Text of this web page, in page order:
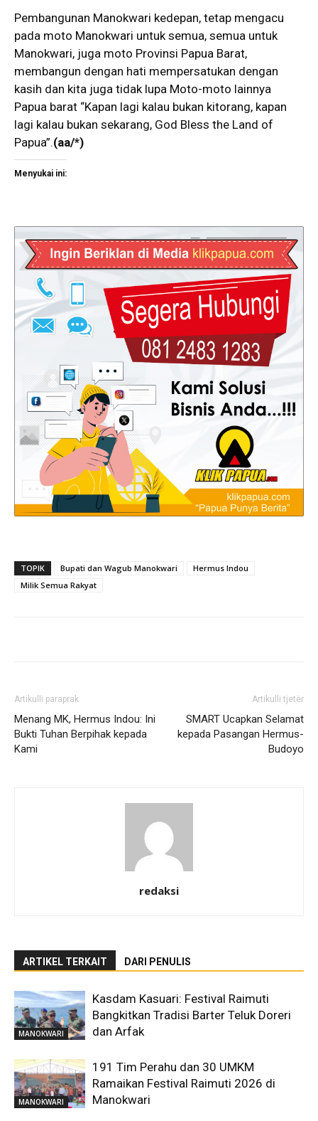
Pembangunan Manokwari kedepan, tetap mengacu
pada moto Manokwari untuk semua, semua untuk
Manokwari, juga moto Provinsi Papua Barat,
membangun dengan hati mempersatukan dengan
kasih dan kita juga tidak lupa Moto-moto lainnya
Papua barat “Kapan lagi kalau bukan kitorang, kapan
lagi kalau bukan sekarang, God Bless the Land of
Papua”.(aa/*)
Menyukai ini:
TOPIK Bupati dan Wagub Manokwari
Hermus Indou
Milik Semua Rakyat
Artikulli paraprak
Menang MK, Hermus Indou: Ini
Bukti Tuhan Berpihak kepada
Kami
Artikulli tjetër
SMART Ucapkan Selamat
kepada Pasangan Hermus-
Budoyo
redaksi
ARTIKEL TERKAIT DARI PENULIS
MANOKWARI
Kasdam Kasuari: Festival Raimuti
Bangkitkan Tradisi Barter Teluk Doreri
dan Arfak
MANOKWARI
191 Tim Perahu dan 30 UMKM
Ramaikan Festival Raimuti 2026 di
Manokwari